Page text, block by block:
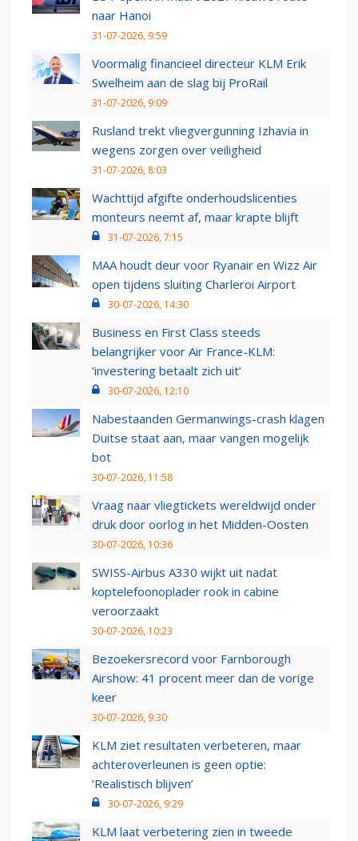
naar Hanoi
31-07-2026, 9:59
Voormalig financieel directeur KLM Erik
Swelheim aan de slag bij ProRail
31-07-2026, 9:09
Rusland trekt vliegvergunning Izhavia in
wegens zorgen over veiligheid
31-07-2026, 8:03
Wachttijd afgifte onderhoudslicenties
monteurs neemt af, maar krapte blijft
31-07-2026, 7:15
MAA houdt deur voor Ryanair en Wizz Air
open tijdens sluiting Charleroi Airport
30-07-2026, 14:30
Business en First Class steeds
belangrijker voor Air France-KLM:
‘investering betaalt zich uit’
30-07-2026, 12:10
Nabestaanden Germanwings-crash klagen
Duitse staat aan, maar vangen mogelijk
bot
30-07-2026, 11:58
Vraag naar vliegtickets wereldwijd onder
druk door oorlog in het Midden-Oosten
30-07-2026, 10:36
SWISS-Airbus A330 wijkt uit nadat
koptelefoonoplader rook in cabine
veroorzaakt
30-07-2026, 10:23
Bezoekersrecord voor Farnborough
Airshow: 41 procent meer dan de vorige
keer
30-07-2026, 9:30
KLM ziet resultaten verbeteren, maar
achteroverleunen is geen optie:
‘Realistisch blijven’
30-07-2026, 9:29
KLM laat verbetering zien in tweede